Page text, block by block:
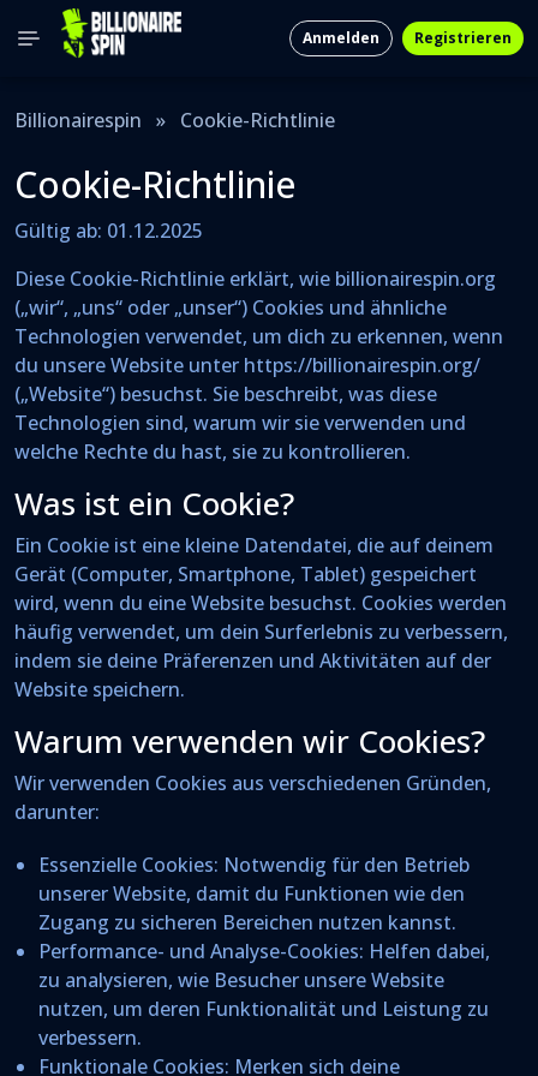
Anmelden Registrieren
Billionairespin » Cookie-Richtlinie
Cookie-Richtlinie
Gültig ab: 01.12.2025
Diese Cookie-Richtlinie erklärt, wie billionairespin.org
(„wir“, „uns“ oder „unser“) Cookies und ähnliche
Technologien verwendet, um dich zu erkennen, wenn
du unsere Website unter https://billionairespin.org/
(„Website“) besuchst. Sie beschreibt, was diese
Technologien sind, warum wir sie verwenden und
welche Rechte du hast, sie zu kontrollieren.
Was ist ein Cookie?
Ein Cookie ist eine kleine Datendatei, die auf deinem
Gerät (Computer, Smartphone, Tablet) gespeichert
wird, wenn du eine Website besuchst. Cookies werden
häufig verwendet, um dein Surferlebnis zu verbessern,
indem sie deine Präferenzen und Aktivitäten auf der
Website speichern.
Warum verwenden wir Cookies?
Wir verwenden Cookies aus verschiedenen Gründen,
darunter:
Essenzielle Cookies: Notwendig für den Betrieb
unserer Website, damit du Funktionen wie den
Zugang zu sicheren Bereichen nutzen kannst.
Performance- und Analyse-Cookies: Helfen dabei,
zu analysieren, wie Besucher unsere Website
nutzen, um deren Funktionalität und Leistung zu
verbessern.
Funktionale Cookies: Merken sich deine